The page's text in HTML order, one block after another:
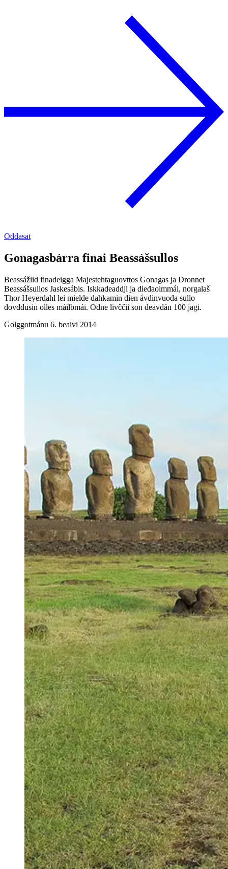
Ođđasat
Gonagasbárra finai Beassášsullos
Beassážiid finadeigga Majestehtaguovttos Gonagas ja Dronnet
Beassášsullos Jaskesábis. Iskkadeaddji ja dieđaolmmái, norgalaš
Thor Heyerdahl lei mielde dahkamin dien ávdinvuođa sullo
dovddusin olles máilbmái. Odne livččii son deavdán 100 jagi.
Golggotmánu 6. beaivi 2014